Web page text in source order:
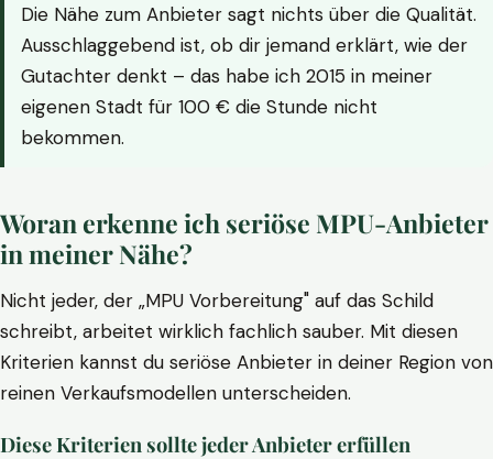
Die Nähe zum Anbieter sagt nichts über die Qualität.
Ausschlaggebend ist, ob dir jemand erklärt, wie der
Gutachter denkt – das habe ich 2015 in meiner
eigenen Stadt für 100 € die Stunde nicht
bekommen.
Woran erkenne ich seriöse MPU-Anbieter
in meiner Nähe?
Nicht jeder, der „MPU Vorbereitung" auf das Schild
schreibt, arbeitet wirklich fachlich sauber. Mit diesen
Kriterien kannst du seriöse Anbieter in deiner Region von
reinen Verkaufsmodellen unterscheiden.
Diese Kriterien sollte jeder Anbieter erfüllen